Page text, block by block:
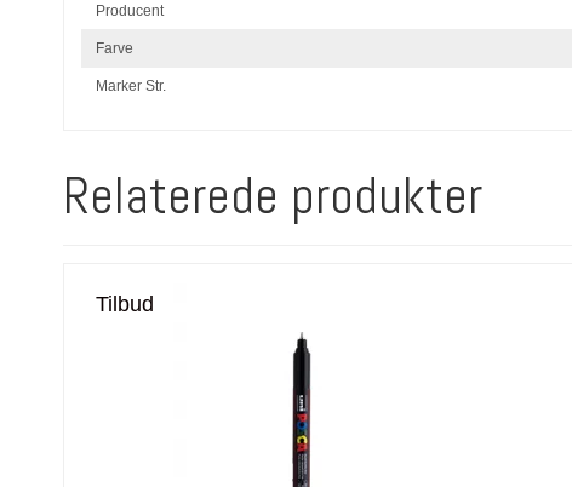
Producent
Farve
Marker Str.
Relaterede produkter
Tilbud